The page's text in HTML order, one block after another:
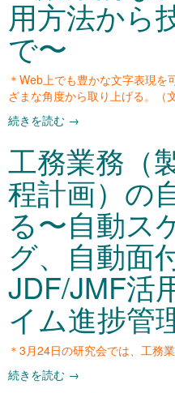
用方法から
で〜
＊Web上でも豊かな文字表現を
ざまな角度から取り上げる。（
続きを読む →
工務業務（
程計画）の
る〜自動ス
グ、自動面
JDF/JMF活
イム進捗管
＊3月24日の研究会では、工務
続きを読む →